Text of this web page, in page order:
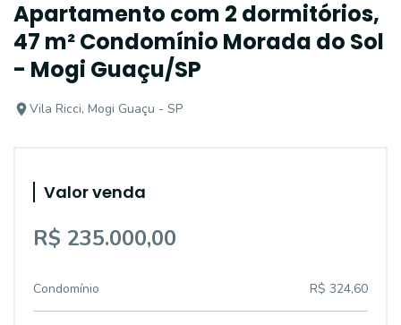
Apartamento com 2 dormitórios,
47 m² Condomínio Morada do Sol
- Mogi Guaçu/SP
Vila Ricci, Mogi Guaçu - SP
Valor venda
R$ 235.000,00
Condomínio R$ 324,60